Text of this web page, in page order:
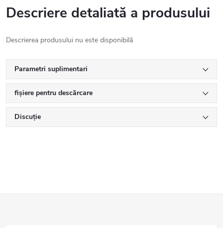
Descriere detaliată a produsului
Descrierea produsului nu este disponibilă
Parametri suplimentari
fișiere pentru descărcare
Discuţie